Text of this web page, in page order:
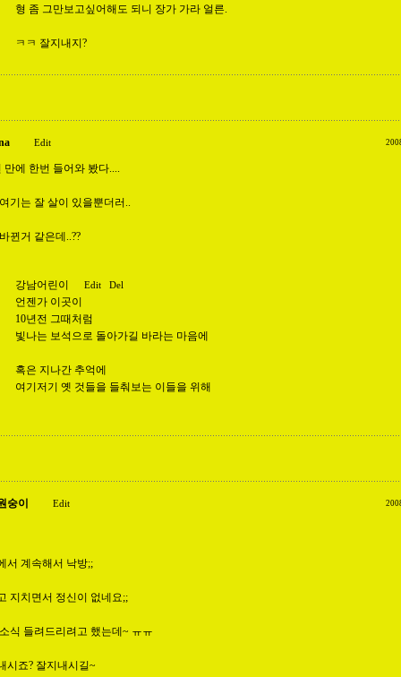
형 좀 그만보고싶어해도 되니 장가 가라 얼른.
ㅋㅋ 잘지내지?
Edit
만에 한번 들어와 봤다....
기는 잘 살이 있을뿐더러..
뀐거 같은데..??
강남어린이 Edit Del
언젠가 이곳이
10년전 그때처럼
빛나는 보석으로 돌아가길 바라는 마음에
혹은 지나간 추억에
여기저기 옛 것들을 들춰보는 이들을 위해
숭이 Edit
서 계속해서 낙방;;
지치면서 정신이 없네요;;
식 들려드리려고 했는데~ ㅠㅠ
시죠? 잘지내시길~